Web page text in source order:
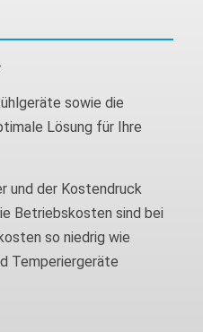
sowie die
Lösung für Ihre
und der Kostendruck
Betriebskosten sind bei
so niedrig wie
Temperiergeräte